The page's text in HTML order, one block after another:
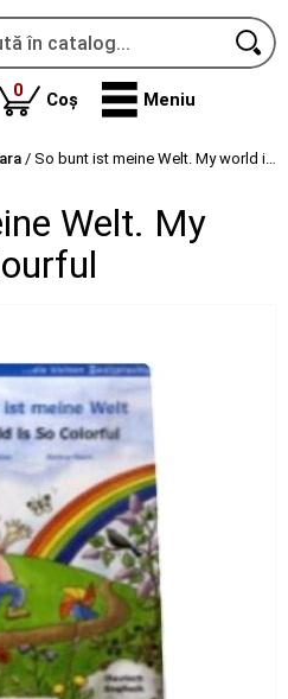
0produse
Coș Meniu
/ So bunt ist meine Welt. My world is so colourful
Welt. My